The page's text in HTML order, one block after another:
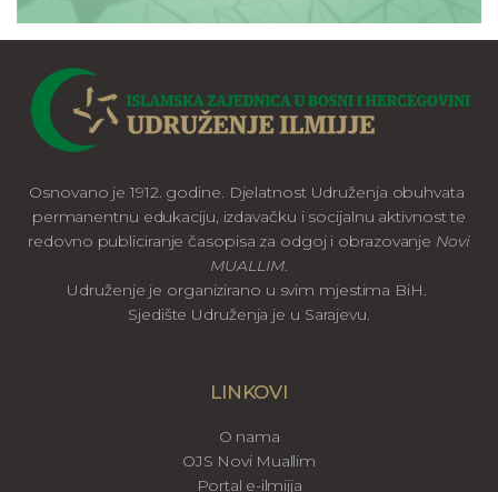
Osnovano je 1912. godine. Djelatnost Udruženja obuhvata
permanentnu edukaciju, izdavačku i socijalnu aktivnost te
redovno publiciranje časopisa za odgoj i obrazovanje Novi
MUALLIM.
Udruženje je organizirano u svim mjestima BiH.
Sjedište Udruženja je u Sarajevu.
LINKOVI
O nama
OJS Novi Muallim
Portal e-ilmijja